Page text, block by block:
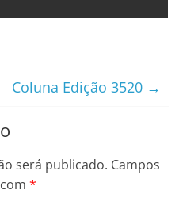
Coluna Edição 3520 →
será publicado. Campos
*